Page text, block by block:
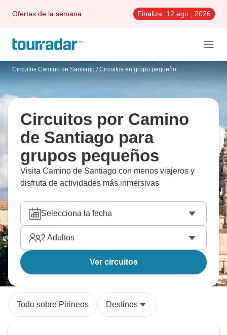
Ofertas de la semana Finaliza: 12 ago., 2026
Circuitos Camino de Santiago / Circuitos en grupo pequeño
Circuitos por Camino
de Santiago para
grupos pequeños
Visita Camino de Santiago con menos viajeros y
disfruta de actividades más inmersivas
Selecciona la fecha
2 Adultos
Ver circuitos
Todo sobre Pirineos Destinos